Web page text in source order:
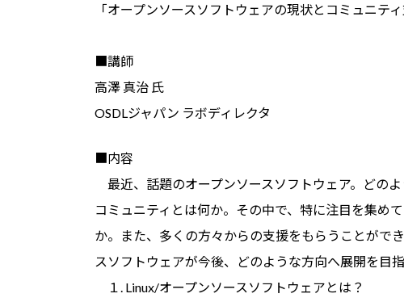
「オープンソースソフトウェアの現状とコミュニティ
■講師
高澤 真治 氏
OSDLジャパン ラボディレクタ
■内容
最近、話題のオープンソースソフトウェア。どの
コミュニティとは何か。その中で、特に注目を集め
か。また、多くの方々からの支援をもらうことがで
スソフトウェアが今後、どのような方向へ展開を目
１. Linux/オープンソースソフトウェアとは？